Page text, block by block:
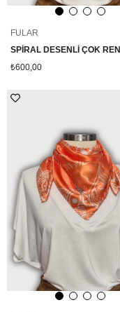
FULAR
₺600,00